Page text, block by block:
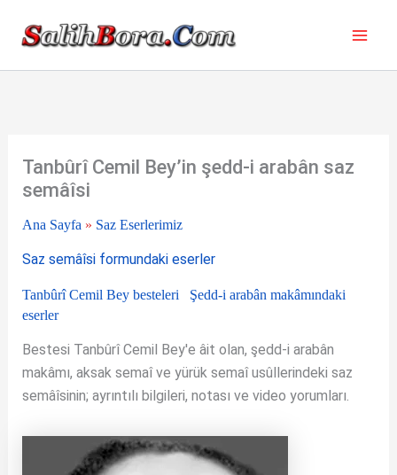
Tanbûrî Cemil Bey’in şedd-i arabân saz
semâîsi
Ana Sayfa » Saz Eserlerimiz
Saz semâîsi formundaki eserler
Tanbûrî Cemil Bey besteleri
Şedd-i arabân makâmındaki
eserler
Bestesi Tanbûrî Cemil Bey'e âit olan, şedd-i arabân
makâmı, aksak semaî ve yürük semaî usûllerindeki saz
semâîsinin; ayrıntılı bilgileri, notası ve video yorumları.